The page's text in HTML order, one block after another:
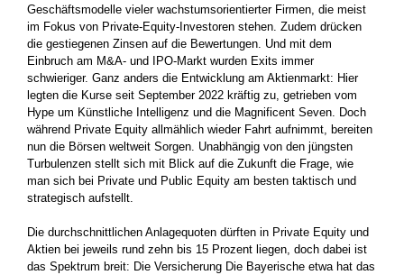
Geschäftsmodelle vieler wachstumsorientierter Firmen, die meist
im Fokus von ­Private-Equity-Investoren stehen. Zudem drücken
die gestiegenen Zinsen auf die Bewertungen. Und mit dem
Einbruch am M&A- und IPO-Markt wurden Exits immer
schwieriger. Ganz anders die Entwicklung am Aktienmarkt: Hier
legten die Kurse seit September 2022 kräftig zu, getrieben vom
Hype um Künstliche Intelligenz und die Magnificent Seven. Doch
während Private Equity allmählich wieder Fahrt aufnimmt, bereiten
nun die Börsen weltweit ­Sorgen. Unabhängig von den jüngsten
Turbulenzen stellt sich mit Blick auf die Zukunft die Frage, wie
man sich bei Private und ­Public Equity am besten taktisch und
strategisch aufstellt.
Die durchschnittlichen Anlagequoten dürften in Private Equity und
Aktien bei jeweils rund zehn bis 15 Prozent liegen, doch dabei ist
das Spektrum breit: Die Versicherung Die Bayerische etwa hat das